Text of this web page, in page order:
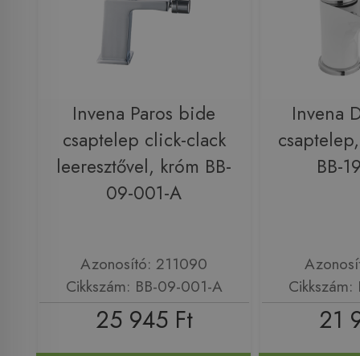
Invena Paros bide
csaptelep click-clack
leeresztővel, króm BB-
09-001-A
Azonosító: 211090
Cikkszám: BB-09-001-A
25 945 Ft
Invena
BB-
21